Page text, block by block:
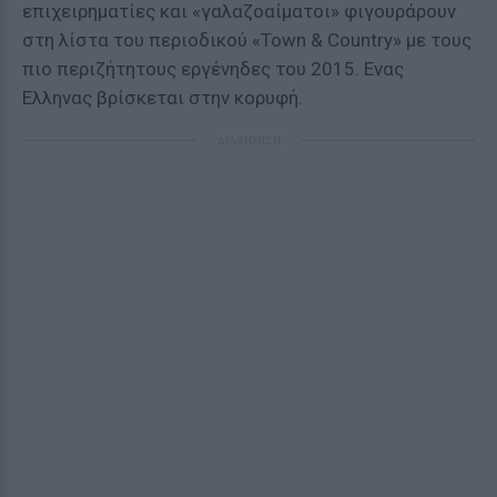
επιχειρηματίες και «γαλαζοαίματοι» φιγουράρουν
στη λίστα του περιοδικού «Town & Country» με τους
πιο περιζήτητους εργένηδες του 2015. Ενας
Ελληνας βρίσκεται στην κορυφή.